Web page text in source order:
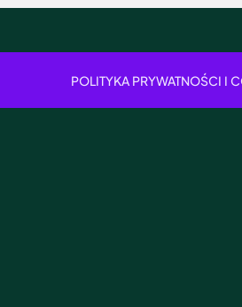
POLITYKA PRYWATNOŚCI I